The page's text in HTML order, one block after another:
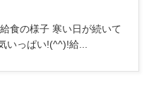
食の様子 寒い日が続いて
いっぱい!(^^)!給...